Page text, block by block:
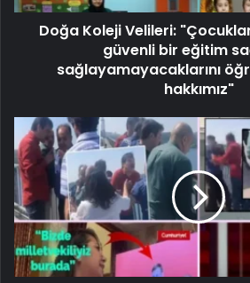
Doğa Koleji Velileri:
güvenli bir eğitim
sağlayamayacaklarını
hakkımız"